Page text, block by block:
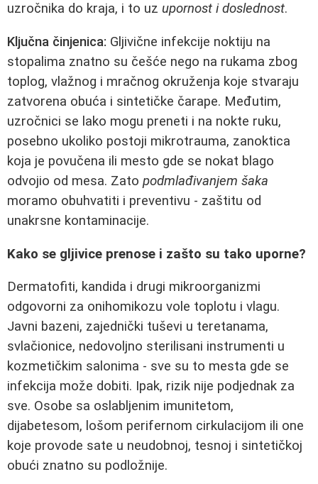
uzročnika do kraja, i to uz upornost i doslednost.
Ključna činjenica: Gljivične infekcije noktiju na
stopalima znatno su češće nego na rukama zbog
toplog, vlažnog i mračnog okruženja koje stvaraju
zatvorena obuća i sintetičke čarape. Međutim,
uzročnici se lako mogu preneti i na nokte ruku,
posebno ukoliko postoji mikrotrauma, zanoktica
koja je povučena ili mesto gde se nokat blago
odvojio od mesa. Zato podmlađivanjem šaka
moramo obuhvatiti i preventivu - zaštitu od
unakrsne kontaminacije.
Kako se gljivice prenose i zašto su tako uporne?
Dermatofiti, kandida i drugi mikroorganizmi
odgovorni za onihomikozu vole toplotu i vlagu.
Javni bazeni, zajednički tuševi u teretanama,
svlačionice, nedovoljno sterilisani instrumenti u
kozmetičkim salonima - sve su to mesta gde se
infekcija može dobiti. Ipak, rizik nije podjednak za
sve. Osobe sa oslabljenim imunitetom,
dijabetesom, lošom perifernom cirkulacijom ili one
koje provode sate u neudobnoj, tesnoj i sintetičkoj
obući znatno su podložnije.